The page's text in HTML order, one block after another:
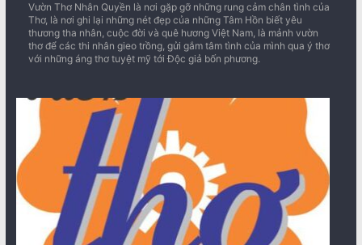
Vườn Thơ Nhân Quyền là nơi gặp gỡ những rung cảm chân tình của
Thơ, là nơi ghi lại những nét đẹp của những Tâm Hồn biết yêu
thương tha nhân, cuộc đời và quê hương Việt Nam, là mảnh vườn
thơ để các thi nhân gieo trồng, gửi gắm tâm tình của mình qua ý thơ
với những áng thơ tuyệt mỹ tới Độc giả bốn phương.